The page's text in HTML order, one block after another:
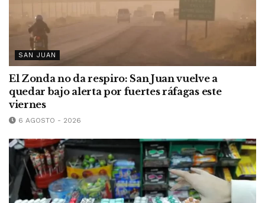
SAN JUAN
El Zonda no da respiro: San Juan vuelve a
quedar bajo alerta por fuertes ráfagas este
viernes
6 AGOSTO - 2026